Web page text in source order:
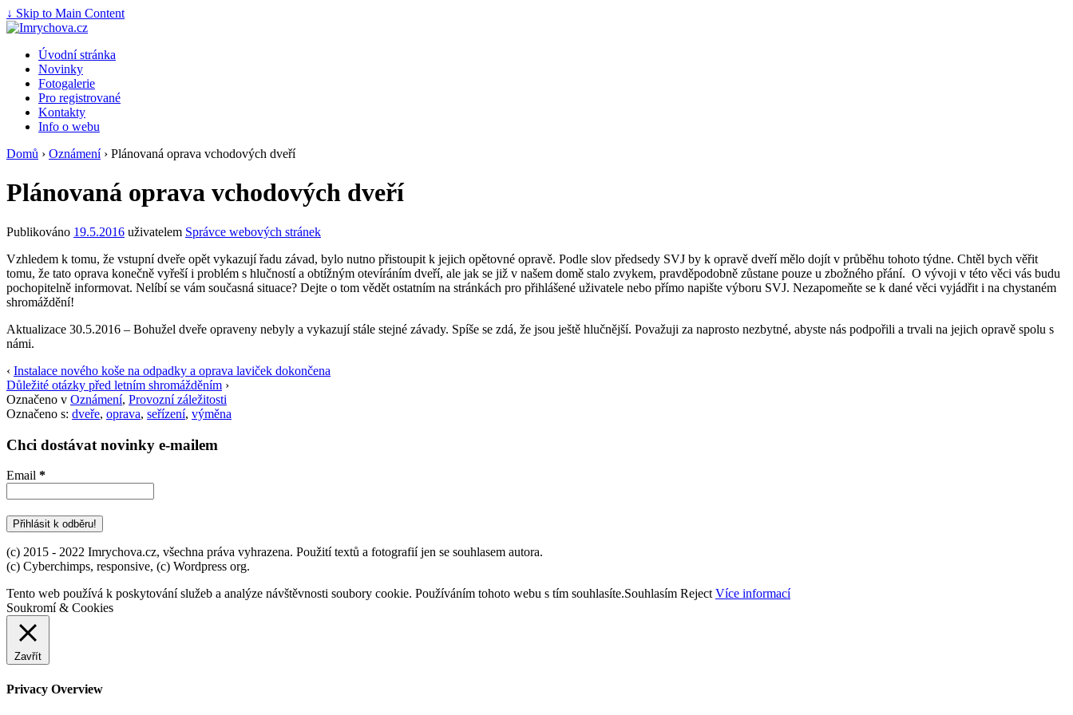
↓ Skip to Main Content
Úvodní stránka
Novinky
Fotogalerie
Pro registrované
Kontakty
Info o webu
Domů › Oznámení › Plánovaná oprava vchodových dveří
Plánovaná oprava vchodových dveří
Publikováno 19.5.2016 uživatelem Správce webových stránek
Vzhledem k tomu, že vstupní dveře opět vykazují řadu závad, bylo nutno přistoupit k jejich opětovné opravě. Podle slov předsedy SVJ by k opravě dveří mělo dojít v průběhu tohoto týdne. Chtěl bych věřit
tomu, že tato oprava konečně vyřeší i problém s hlučností a obtížným otevíráním dveří, ale jak se již v našem domě stalo zvykem, pravděpodobně zůstane pouze u zbožného přání. O vývoji v této věci vás budu
pochopitelně informovat. Nelíbí se vám současná situace? Dejte o tom vědět ostatním na stránkách pro přihlášené uživatele nebo přímo napište výboru SVJ. Nezapomeňte se k dané věci vyjádřit i na chystaném
shromáždění!
Aktualizace 30.5.2016 – Bohužel dveře opraveny nebyly a vykazují stále stejné závady. Spíše se zdá, že jsou ještě hlučnější. Považuji za naprosto nezbytné, abyste nás podpořili a trvali na jejich opravě spolu s
námi.
‹ Instalace nového koše na odpadky a oprava laviček dokončena
Důležité otázky před letním shromážděním ›
Označeno v Oznámení, Provozní záležitosti
Označeno s: dveře, oprava, seřízení, výměna
Chci dostávat novinky e-mailem
Email *
(c) 2015 - 2022 Imrychova.cz, všechna práva vyhrazena. Použití textů a fotografií jen se souhlasem autora.
(c) Cyberchimps, responsive, (c) Wordpress org.
Tento web používá k poskytování služeb a analýze návštěvnosti soubory cookie. Používáním tohoto webu s tím souhlasíte.Souhlasím Reject Více informací
Soukromí & Cookies
Zavřít
Privacy Overview